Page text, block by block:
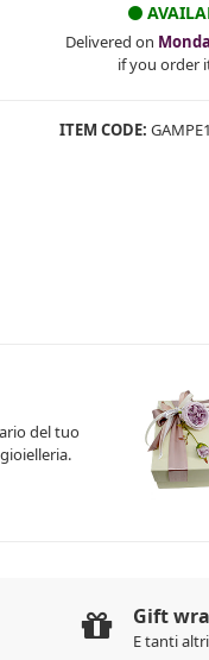
Delivered on
if you order
ITEM CODE:
del tuo
Gift
E tanti